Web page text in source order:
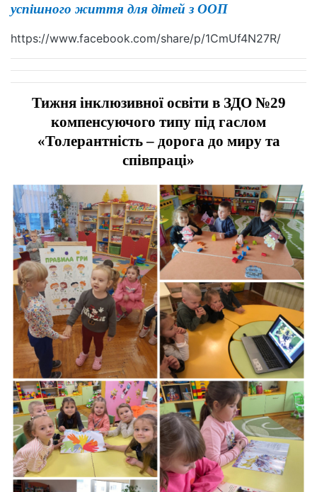
успішного життя для дітей з ООП
https://www.facebook.com/share/p/1CmUf4N27R/
Тижня інклюзивної освіти в ЗДО №29
компенсуючого типу під гаслом
«Толерантність – дорога до миру та
співпраці»